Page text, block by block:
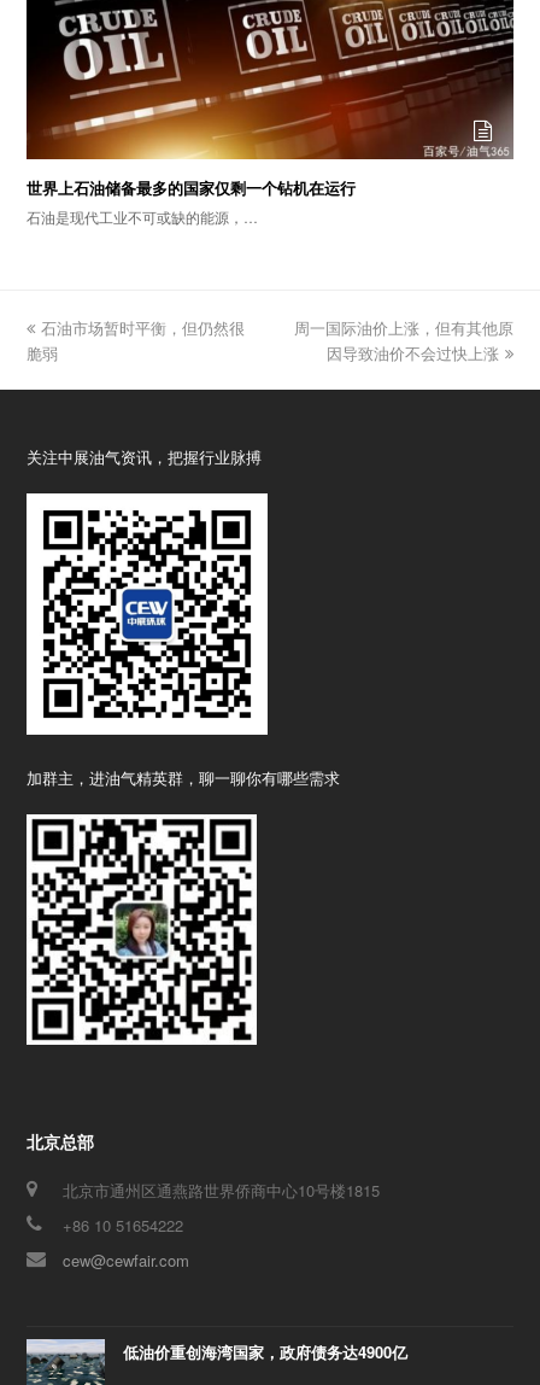
世界上石油储备最多的国家仅剩一个钻机在运行
石油是现代工业不可或缺的能源，…
previous
post:
石油市场暂时平衡，但仍然很
脆弱
next
post:
周一国际油价上涨，但有其他原
因导致油价不会过快上涨
关注中展油气资讯，把握行业脉搏
加群主，进油气精英群，聊一聊你有哪些需求
北京总部
北京市通州区通燕路世界侨商中心10号楼1815
+86 10 51654222
cew@cewfair.com
低油价重创海湾国家，政府债务达4900亿